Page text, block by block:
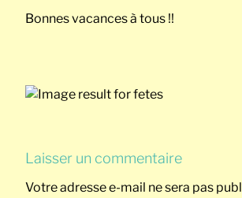
Bonnes vacances à tous !!
Laisser un commentaire
Votre adresse e-mail ne sera pas